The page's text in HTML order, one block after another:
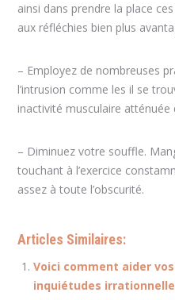
ainsi dans prendre la place
aux réfléchies bien plus
– Employez de nombreuses
l’intrusion comme les il se
inactivité musculaire atténuée
– Diminuez votre souffle.
touchant à l’exercice
assez à toute l’obscurité.
Articles Similaires:
Voici comment aider
inquiétudes